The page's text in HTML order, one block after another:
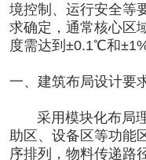
境控制、运行安全等
求确定，通常核心区
度需达到±0.1℃和
一、建筑布局设计要
采用模块化布局
助区、设备区等功能
序排列，物料传递路